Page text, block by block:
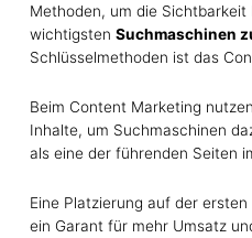
Methoden, um die Sichtbarkeit
wichtigstenSuchmaschinen
Schlüsselmethoden ist das
Beim Content Marketing
Inhalte, um Suchmaschinen
als eine der führenden Seiten
Eine Platzierung auf der
ein Garant für mehr Umsatz